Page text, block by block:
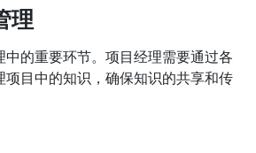
理
的重要环节。项目经理需要通过各
项目中的知识，确保知识的共享和传